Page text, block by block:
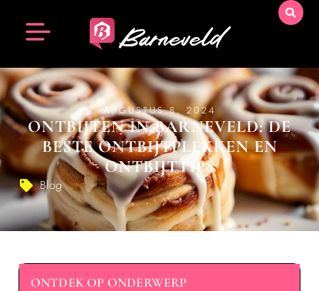
AUGUSTUS 8, 2024
ONTBIJTEN IN BARNEVELD: DE
BESTE ONTBIJTPLEKKEN EN
ONTBIJTTIPS
Blog
ONTDEK OP ONDERWERP